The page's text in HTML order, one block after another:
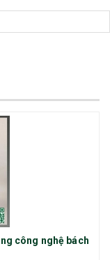
công nghệ bách